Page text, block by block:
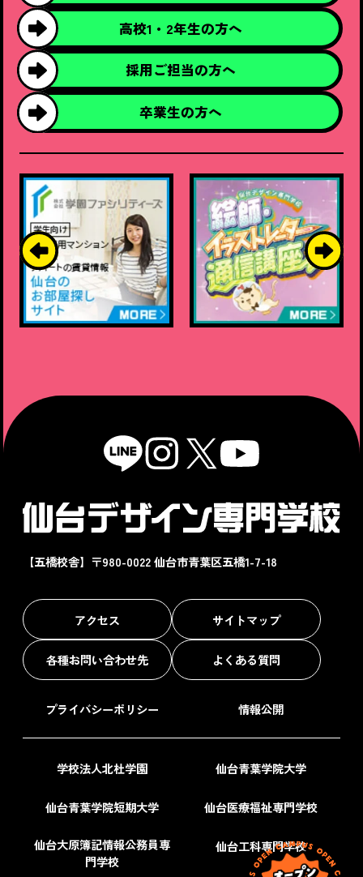
高校1・2年生の方へ
採用ご担当の方へ
卒業生の方へ
【五橋校舎】〒980-0022 仙台市青葉区五橋1-7-18
アクセス サイトマップ
各種お問い合わせ先 よくある質問
プライバシーポリシー 情報公開
学校法人北杜学園 仙台青葉学院大学
仙台青葉学院短期大学 仙台医療福祉専門学校
仙台大原簿記情報公務員専
門学校
仙台工科専門学校